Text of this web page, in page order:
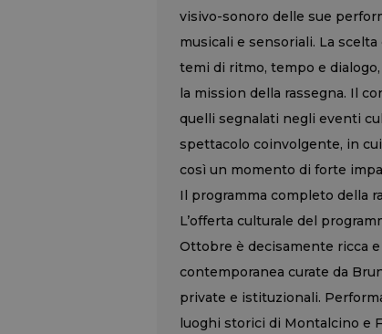
visivo-sonoro delle sue
musicali e sensoriali. La
temi di ritmo, tempo e
la mission della rassegna. Il
quelli segnalati negli eventi
spettacolo coinvolgente, in
così un momento di forte
Il programma completo della
L’offerta culturale del
Ottobre è decisamente ricca
contemporanea curate da
private e istituzionali.
luoghi storici di Montalcino e